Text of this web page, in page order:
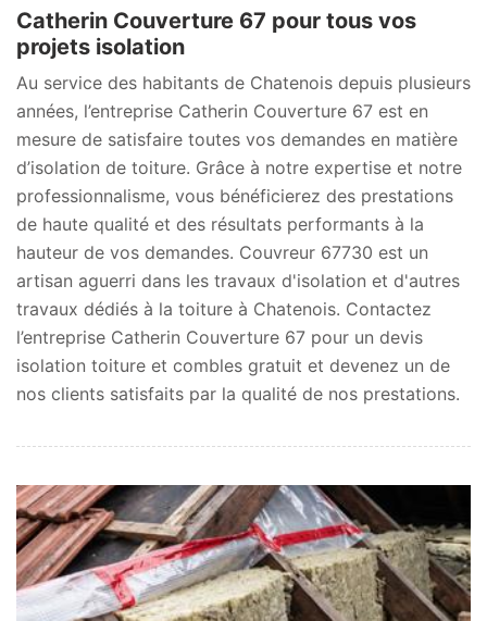
Catherin Couverture 67 pour tous vos
projets isolation
Au service des habitants de Chatenois depuis plusieurs
années, l’entreprise Catherin Couverture 67 est en
mesure de satisfaire toutes vos demandes en matière
d’isolation de toiture. Grâce à notre expertise et notre
professionnalisme, vous bénéficierez des prestations
de haute qualité et des résultats performants à la
hauteur de vos demandes. Couvreur 67730 est un
artisan aguerri dans les travaux d'isolation et d'autres
travaux dédiés à la toiture à Chatenois. Contactez
l’entreprise Catherin Couverture 67 pour un devis
isolation toiture et combles gratuit et devenez un de
nos clients satisfaits par la qualité de nos prestations.